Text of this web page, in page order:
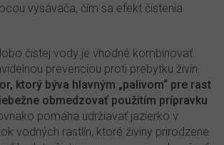
vysávača, čím sa efekt čistenia
čistej vody je vhodné kombinovať
prevenciou proti prebytku živín.
ktorý býva hlavným „palivom“ pre rast
obmedzovať použitím prípravku
pomáha udržiavať jazierko v
vodných rastlín, ktoré živiny prirodzene